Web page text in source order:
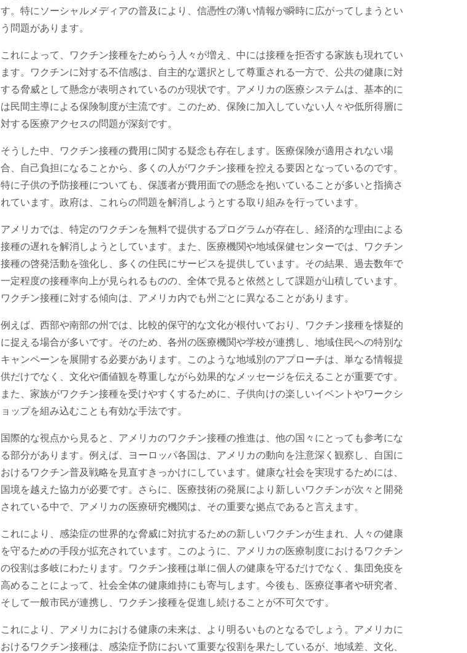
す。特にソーシャルメディアの普及により、信憑性の薄い情報が瞬時に広がってしまうとい
う問題があります。
これによって、ワクチン接種をためらう人々が増え、中には接種を拒否する家族も現れてい
ます。ワクチンに対する不信感は、自主的な選択として尊重される一方で、公共の健康に対
する脅威として懸念が表明されているのが現状です。アメリカの医療システムは、基本的に
は民間主導による保険制度が主流です。このため、保険に加入していない人々や低所得層に
対する医療アクセスの問題が深刻です。
そうした中、ワクチン接種の費用に関する疑念も存在します。医療保険が適用されない場
合、自己負担になることから、多くの人がワクチン接種を控える要因となっているのです。
特に子供の予防接種についても、保護者が費用面での懸念を抱いていることが多いと指摘さ
れています。政府は、これらの問題を解消しようとする取り組みを行っています。
アメリカでは、特定のワクチンを無料で提供するプログラムが存在し、経済的な理由による
接種の遅れを解消しようとしています。また、医療機関や地域保健センターでは、ワクチン
接種の啓発活動を強化し、多くの住民にサービスを提供しています。その結果、過去数年で
一定程度の接種率向上が見られるものの、全体で見ると依然として課題が山積しています。
ワクチン接種に対する傾向は、アメリカ内でも州ごとに異なることがあります。
例えば、西部や南部の州では、比較的保守的な文化が根付いており、ワクチン接種を懐疑的
に捉える場合が多いです。そのため、各州の医療機関や学校が連携し、地域住民への特別な
キャンペーンを展開する必要があります。このような地域別のアプローチは、単なる情報提
供だけでなく、文化や価値観を尊重しながら効果的なメッセージを伝えることが重要です。
また、家族がワクチン接種を受けやすくするために、子供向けの楽しいイベントやワークシ
ョップを組み込むことも有効な手法です。
国際的な視点から見ると、アメリカのワクチン接種の推進は、他の国々にとっても参考にな
る部分があります。例えば、ヨーロッパ各国は、アメリカの動向を注意深く観察し、自国に
おけるワクチン普及戦略を見直すきっかけにしています。健康な社会を実現するためには、
国境を越えた協力が必要です。さらに、医療技術の発展により新しいワクチンが次々と開発
されている中で、アメリカの医療研究機関は、その重要な拠点であると言えます。
これにより、感染症の世界的な脅威に対抗するための新しいワクチンが生まれ、人々の健康
を守るための手段が拡充されています。このように、アメリカの医療制度におけるワクチン
の役割は多岐にわたります。ワクチン接種は単に個人の健康を守るだけでなく、集団免疫を
高めることによって、社会全体の健康維持にも寄与します。今後も、医療従事者や研究者、
そして一般市民が連携し、ワクチン接種を促進し続けることが不可欠です。
これにより、アメリカにおける健康の未来は、より明るいものとなるでしょう。アメリカに
おけるワクチン接種は、感染症予防において重要な役割を果たしているが、地域差、文化、